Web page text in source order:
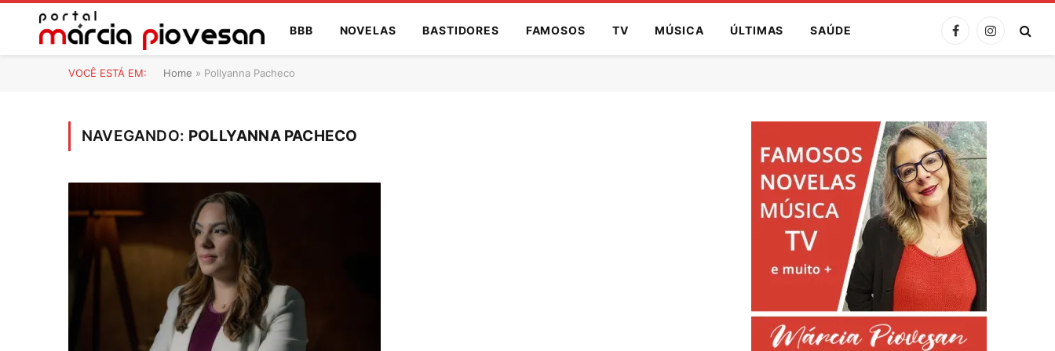
BBB NOVELAS BASTIDORES FAMOSOS TV MÚSICA ÚLTIMAS SAÚDE FacebookInstagram
VOCÊ ESTÁ EM: Home » Pollyanna Pacheco
NAVEGANDO: POLLYANNA PACHECO